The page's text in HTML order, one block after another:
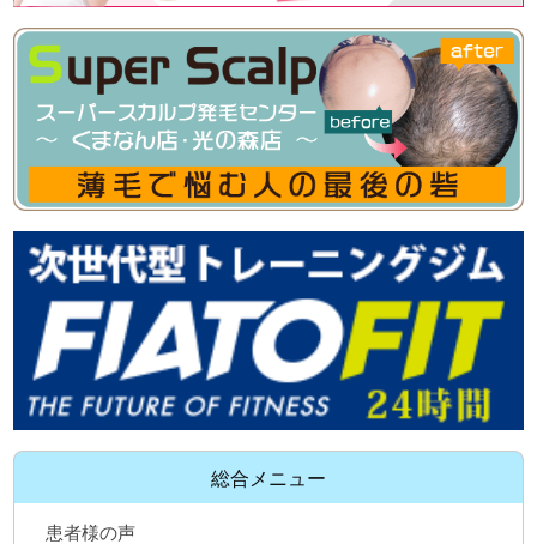
総合メニュー
患者様の声